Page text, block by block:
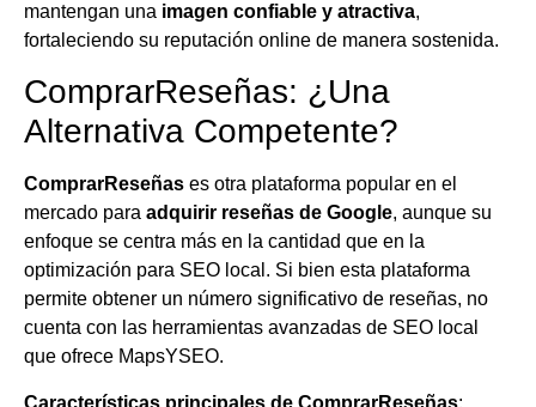
mantengan una imagen confiable y atractiva,
fortaleciendo su reputación online de manera sostenida.
ComprarReseñas: ¿Una
Alternativa Competente?
ComprarReseñas es otra plataforma popular en el
mercado para adquirir reseñas de Google, aunque su
enfoque se centra más en la cantidad que en la
optimización para SEO local. Si bien esta plataforma
permite obtener un número significativo de reseñas, no
cuenta con las herramientas avanzadas de SEO local
que ofrece MapsYSEO.
Características principales de ComprarReseñas: